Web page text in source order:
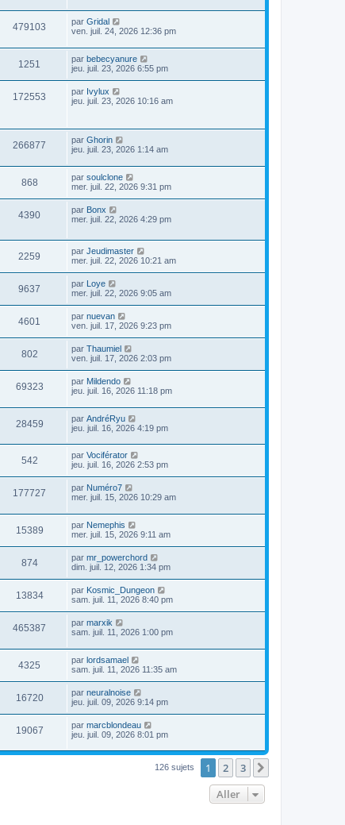
479103 par Gridal
ven. juil. 24, 2026 12:36 pm
1251 par bebecyanure
jeu. juil. 23, 2026 6:55 pm
172553 par Ivylux
jeu. juil. 23, 2026 10:16 am
266877 par Ghorin
jeu. juil. 23, 2026 1:14 am
868 par soulclone
mer. juil. 22, 2026 9:31 pm
4390 par Bonx
mer. juil. 22, 2026 4:29 pm
2259 par Jeudimaster
mer. juil. 22, 2026 10:21 am
9637 par Loye
mer. juil. 22, 2026 9:05 am
4601 par nuevan
ven. juil. 17, 2026 9:23 pm
802 par Thaumiel
ven. juil. 17, 2026 2:03 pm
69323 par Mildendo
jeu. juil. 16, 2026 11:18 pm
28459 par AndréRyu
jeu. juil. 16, 2026 4:19 pm
542 par Vociférator
jeu. juil. 16, 2026 2:53 pm
177727 par Numéro7
mer. juil. 15, 2026 10:29 am
15389 par Nemephis
mer. juil. 15, 2026 9:11 am
874 par mr_powerchord
dim. juil. 12, 2026 1:34 pm
13834 par Kosmic_Dungeon
sam. juil. 11, 2026 8:40 pm
465387 par marxik
sam. juil. 11, 2026 1:00 pm
4325 par lordsamael
sam. juil. 11, 2026 11:35 am
16720 par neuralnoise
jeu. juil. 09, 2026 9:14 pm
19067 par marcblondeau
jeu. juil. 09, 2026 8:01 pm
126 sujets 1 2 3
Aller